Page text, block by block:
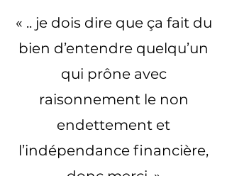
« .. je dois dire que ça fait du
bien d’entendre quelqu’un
qui prône avec
raisonnement le non
endettement et
l’indépendance financière,